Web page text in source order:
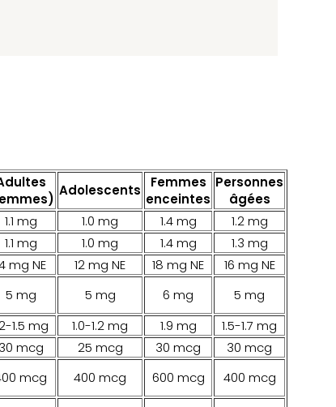
Adolescents
Femmes
enceintes
Personnes
âgées
1.1 mg 1.0 mg 1.4 mg
1.2 mg
1.1 mg 1.0 mg 1.4 mg
1.3 mg
mg NE 12 mg NE 18 mg NE
16 mg NE
5 mg 5 mg 6 mg
5 mg
1.5 mg 1.0-1.2 mg 1.9 mg
1.5-1.7 mg
30 mcg 25 mcg 30 mcg
30 mcg
mcg 400 mcg 600 mcg
400 mcg